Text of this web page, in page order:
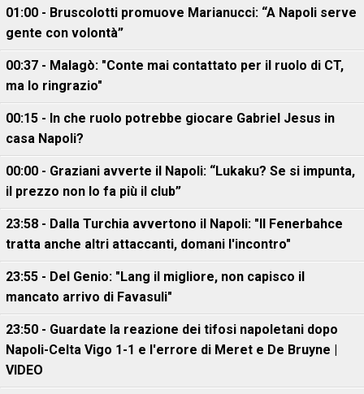
01:00 - Bruscolotti promuove Marianucci: “A Napoli serve
gente con volontà”
00:37 - Malagò: "Conte mai contattato per il ruolo di CT,
ma lo ringrazio"
00:15 - In che ruolo potrebbe giocare Gabriel Jesus in
casa Napoli?
00:00 - Graziani avverte il Napoli: “Lukaku? Se si impunta,
il prezzo non lo fa più il club”
23:58 - Dalla Turchia avvertono il Napoli: "Il Fenerbahce
tratta anche altri attaccanti, domani l'incontro"
23:55 - Del Genio: "Lang il migliore, non capisco il
mancato arrivo di Favasuli"
23:50 - Guardate la reazione dei tifosi napoletani dopo
Napoli-Celta Vigo 1-1 e l'errore di Meret e De Bruyne |
VIDEO